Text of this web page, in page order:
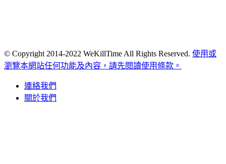
© Copyright 2014-2022 WeKillTime All Rights Reserved. 使用或
瀏覽本網站任何功能及內容，請先閱讀使用條款。
連絡我們
關於我們